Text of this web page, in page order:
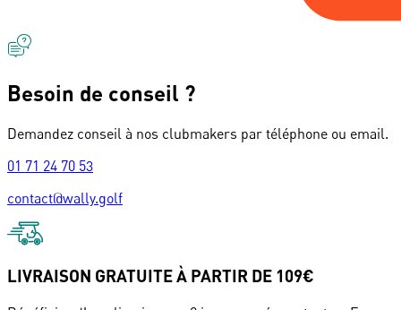
Besoin de conseil ?
Demandez conseil à nos clubmakers par téléphone ou email.
01 71 24 70 53
contact@wally.golf
LIVRAISON GRATUITE À PARTIR DE 109€